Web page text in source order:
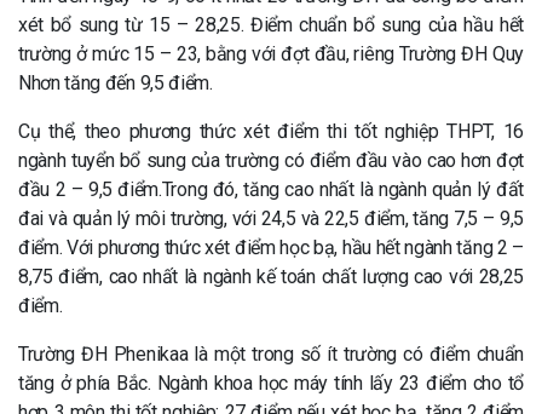
xét bổ sung từ 15 – 28,25. Điểm chuẩn bổ sung của hầu hết
trường ở mức 15 – 23, bằng với đợt đầu, riêng Trường ĐH Quy
Nhơn tăng đến 9,5 điểm.
Cụ thể, theo phương thức xét điểm thi tốt nghiệp THPT, 16
ngành tuyển bổ sung của trường có điểm đầu vào cao hơn đợt
đầu 2 – 9,5 điểm.Trong đó, tăng cao nhất là ngành quản lý đất
đai và quản lý môi trường, với 24,5 và 22,5 điểm, tăng 7,5 – 9,5
điểm. Với phương thức xét điểm học bạ, hầu hết ngành tăng 2 –
8,75 điểm, cao nhất là ngành kế toán chất lượng cao với 28,25
điểm.
Trường ĐH Phenikaa là một trong số ít trường có điểm chuẩn
tăng ở phía Bắc. Ngành khoa học máy tính lấy 23 điểm cho tổ